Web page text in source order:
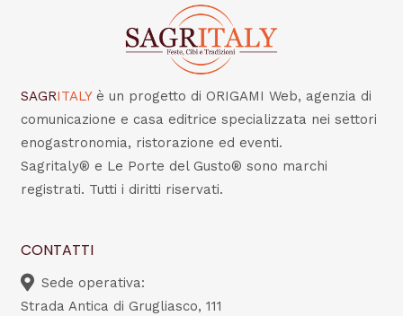
SAGRITALY è un progetto di ORIGAMI Web, agenzia di
comunicazione e casa editrice specializzata nei settori
enogastronomia, ristorazione ed eventi.
Sagritaly® e Le Porte del Gusto® sono marchi
registrati. Tutti i diritti riservati.
CONTATTI
Sede operativa:
Strada Antica di Grugliasco, 111